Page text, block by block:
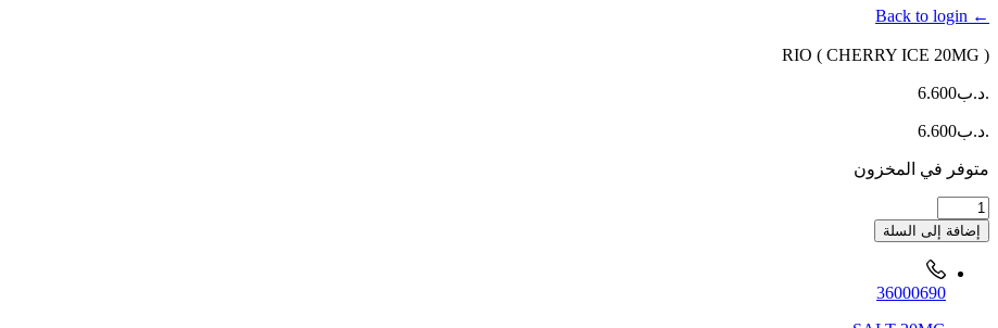
← Back to login
RIO ( CHERRY ICE 20MG )
.د.ب6.600
.د.ب6.600
متوفر في المخزون
كمية
RIO
(
CHERRY
20MG
إضافة إلى السلة
36000690